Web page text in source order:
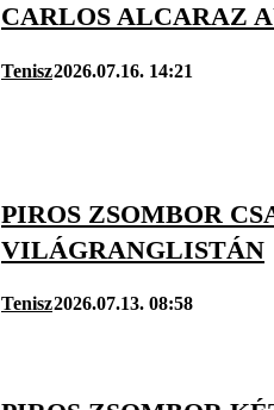
CARLOS ALCARAZ
Tenisz2026.07.16. 14:21
PIROS ZSOMBOR
VILÁGRANGLISTÁN
Tenisz2026.07.13. 08:58